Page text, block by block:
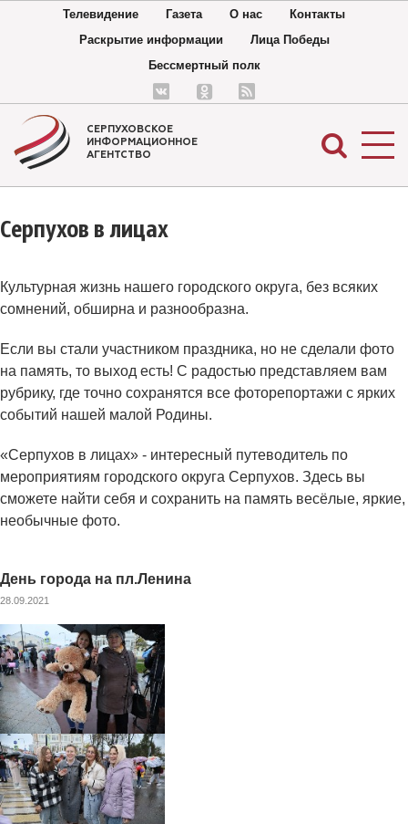
Телевидение Газета О нас
Контакты
Раскрытие информации
Лица Победы
Бессмертный полк
СЕРПУХОВСКОЕ
ИНФОРМАЦИОННОЕ
АГЕНТСТВО
Серпухов в лицах
Культурная жизнь нашего городского округа, без всяких
сомнений, обширна и разнообразна.
Если вы стали участником праздника, но не сделали фото
на память, то выход есть! С радостью представляем вам
рубрику, где точно сохранятся все фоторепортажи с ярких
событий нашей малой Родины.
«Серпухов в лицах» - интересный путеводитель по
мероприятиям городского округа Серпухов. Здесь вы
сможете найти себя и сохранить на память весёлые, яркие,
необычные фото.
День города на пл.Ленина
28.09.2021